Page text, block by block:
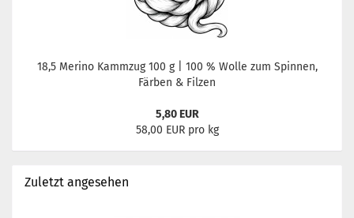
18,5 Merino Kammzug 100 g | 100 % Wolle zum Spinnen,
Färben & Filzen
5,80 EUR
58,00 EUR pro kg
Zuletzt angesehen